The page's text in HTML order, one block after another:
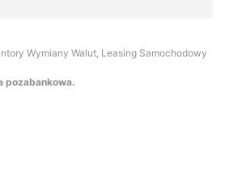
Wymiany Walut, Leasing Samochodowy
pozabankowa.